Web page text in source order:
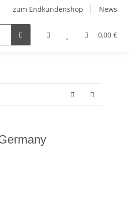
zum Endkundenshop News
0,00 €
FFP2-Masken